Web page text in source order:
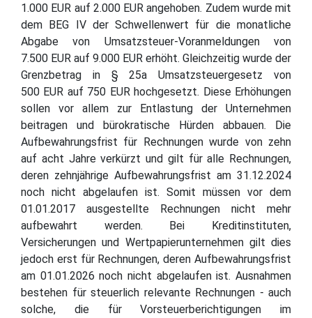
1.000 EUR auf 2.000 EUR angehoben. Zudem wurde mit
dem BEG IV der Schwellenwert für die monatliche
Abgabe von Umsatzsteuer-Voranmeldungen von
7.500 EUR auf 9.000 EUR erhöht. Gleichzeitig wurde der
Grenzbetrag in § 25a Umsatzsteuergesetz von
500 EUR auf 750 EUR hochgesetzt. Diese Erhöhungen
sollen vor allem zur Entlastung der Unternehmen
beitragen und bürokratische Hürden abbauen. Die
Aufbewahrungsfrist für Rechnungen wurde von zehn
auf acht Jahre verkürzt und gilt für alle Rechnungen,
deren zehnjährige Aufbewahrungsfrist am 31.12.2024
noch nicht abgelaufen ist. Somit müssen vor dem
01.01.2017 ausgestellte Rechnungen nicht mehr
aufbewahrt werden. Bei Kreditinstituten,
Versicherungen und Wertpapierunternehmen gilt dies
jedoch erst für Rechnungen, deren Aufbewahrungsfrist
am 01.01.2026 noch nicht abgelaufen ist. Ausnahmen
bestehen für steuerlich relevante Rechnungen - auch
solche, die für Vorsteuerberichtigungen im